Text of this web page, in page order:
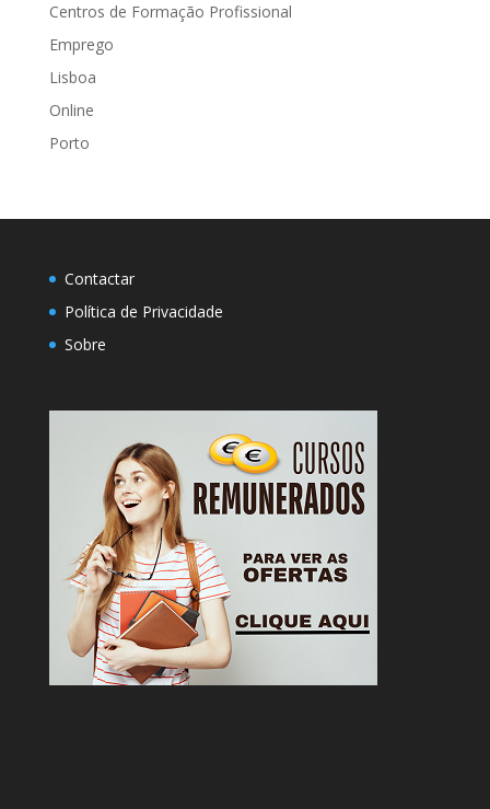
Centros de Formação Profissional
Emprego
Lisboa
Online
Porto
Contactar
Política de Privacidade
Sobre